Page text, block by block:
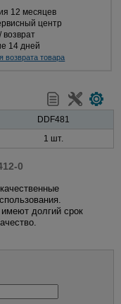
12 месяцев
центр
возврат
14 дней
возврата товара
DDF481
1 шт.
0
долгий срок